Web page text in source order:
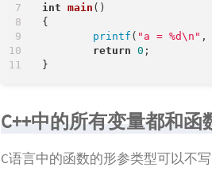
int main ()
{
printf ( "a = %d\n" ,
return 0 ;
C++中的所有变量都和函
C语言中的函数的形参类型可以不